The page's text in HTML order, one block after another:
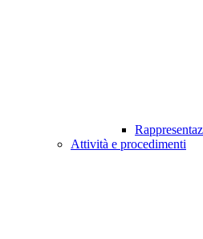
Attività e procedimenti